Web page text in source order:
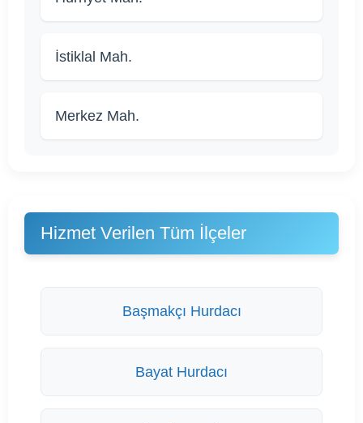
İstiklal Mah.
Merkez Mah.
Hizmet Verilen Tüm İlçeler
Başmakçı Hurdacı
Bayat Hurdacı